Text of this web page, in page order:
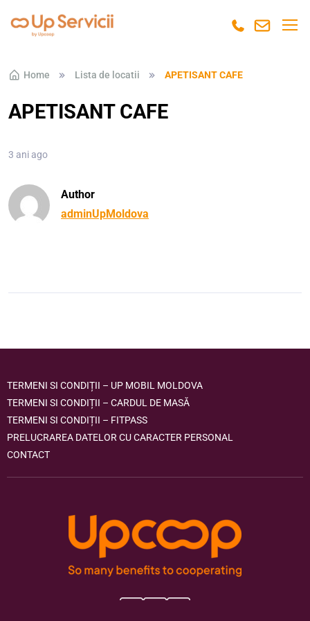
Skip to navigation
Skip to content
Home Lista de locatii APETISANT CAFE
APETISANT CAFE
3 ani ago
Author
adminUpMoldova
TERMENI SI CONDIȚII – UP MOBIL MOLDOVA
TERMENI SI CONDIȚII – CARDUL DE MASĂ
TERMENI SI CONDIȚII – FITPASS
PRELUCRAREA DATELOR CU CARACTER PERSONAL
CONTACT